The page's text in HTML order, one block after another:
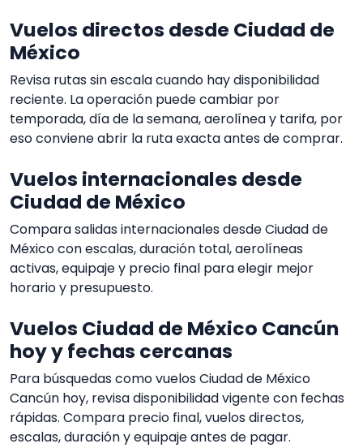
Vuelos directos desde Ciudad de
México
Revisa rutas sin escala cuando hay disponibilidad
reciente. La operación puede cambiar por
temporada, día de la semana, aerolínea y tarifa, por
eso conviene abrir la ruta exacta antes de comprar.
Vuelos internacionales desde
Ciudad de México
Compara salidas internacionales desde Ciudad de
México con escalas, duración total, aerolíneas
activas, equipaje y precio final para elegir mejor
horario y presupuesto.
Vuelos Ciudad de México Cancún
hoy y fechas cercanas
Para búsquedas como vuelos Ciudad de México
Cancún hoy, revisa disponibilidad vigente con fechas
rápidas. Compara precio final, vuelos directos,
escalas, duración y equipaje antes de pagar.